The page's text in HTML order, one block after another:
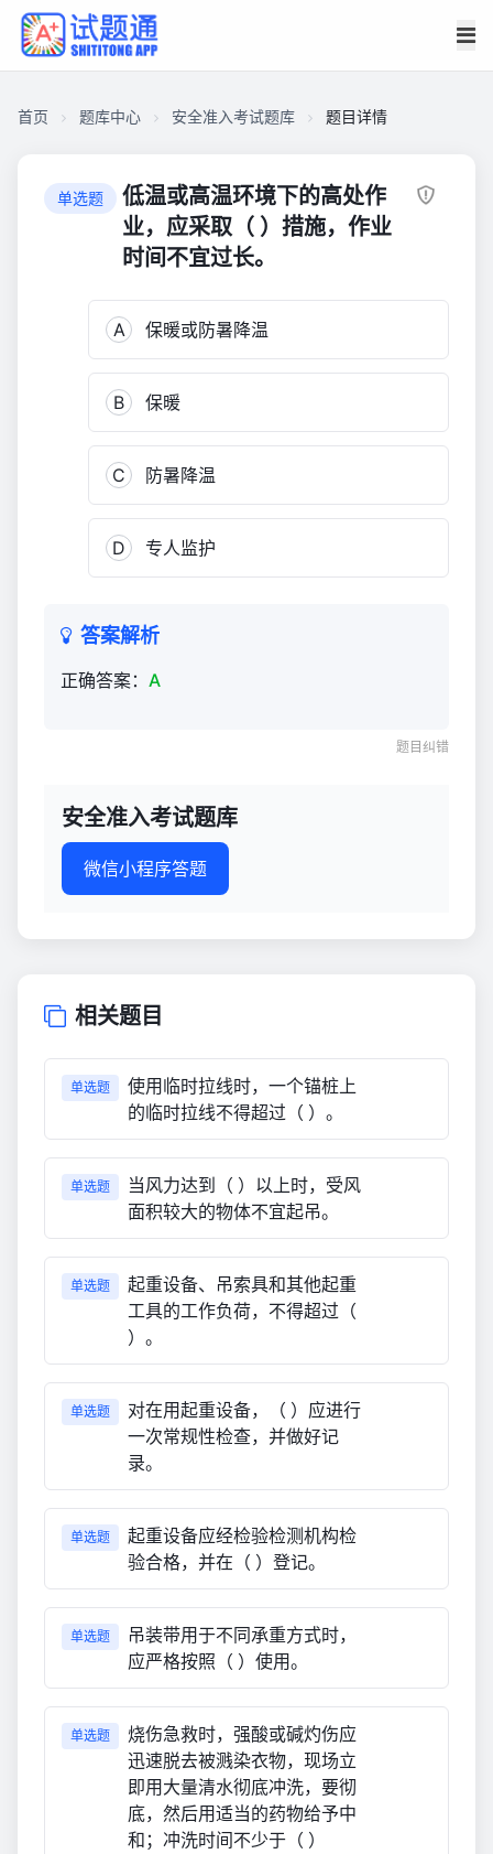
首页 题库中心 安全准入考试题库 题目详情
单选题
低温或高温环境下的高处作
业，应采取（ ）措施，作业
时间不宜过长。
A 保暖或防暑降温
B 保暖
C 防暑降温
D 专人监护
答案解析
正确答案： A
题目纠错
安全准入考试题库
微信小程序答题
相关题目
单选题
使用临时拉线时，一个锚桩上
的临时拉线不得超过（ ）。
单选题
当风力达到（ ）以上时，受风
面积较大的物体不宜起吊。
单选题
起重设备、吊索具和其他起重
工具的工作负荷，不得超过（
）。
单选题
对在用起重设备，（ ）应进行
一次常规性检查，并做好记
录。
单选题
起重设备应经检验检测机构检
验合格，并在（ ）登记。
单选题
吊装带用于不同承重方式时，
应严格按照（ ）使用。
单选题
烧伤急救时，强酸或碱灼伤应
迅速脱去被溅染衣物，现场立
即用大量清水彻底冲洗，要彻
底，然后用适当的药物给予中
和；冲洗时间不少于（ ）